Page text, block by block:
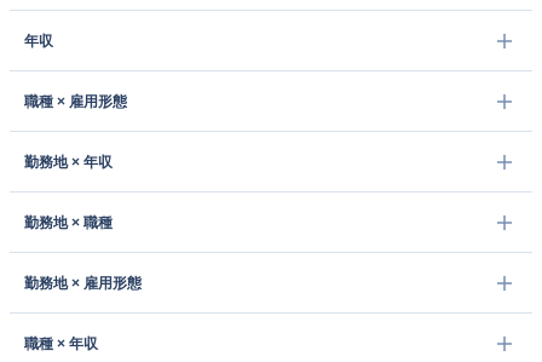
年収
職種 × 雇用形態
勤務地 × 年収
勤務地 × 職種
勤務地 × 雇用形態
職種 × 年収